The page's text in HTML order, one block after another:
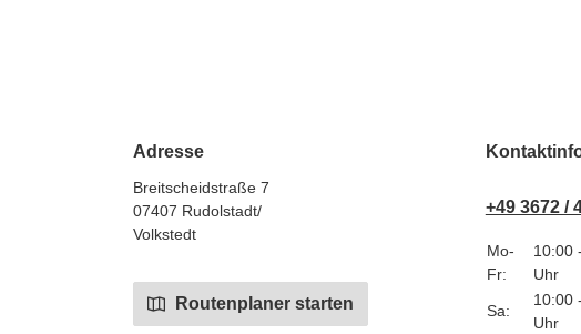
Adresse
Breitscheidstraße 7
07407 Rudolstadt/
Volkstedt
Routenplaner starten
+49 3672 /
Mo-
Fr:
10:00
Uhr
Sa:
10:00
Uhr